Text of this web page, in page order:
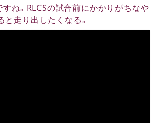
すね。RLCSの試合前にかかりがちなや
と走り出したくなる。